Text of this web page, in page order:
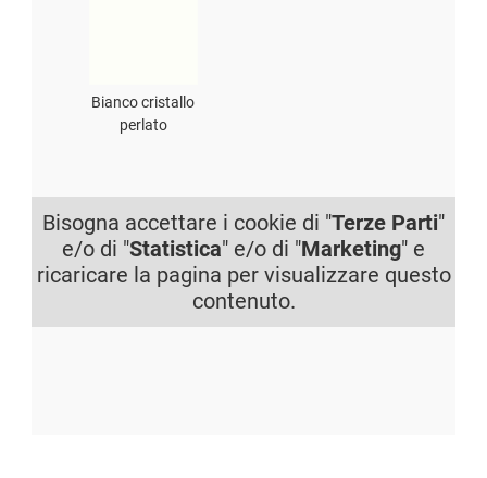
Bianco cristallo
perlato
Bisogna accettare i cookie di "Terze Parti"
e/o di "Statistica" e/o di "Marketing" e
ricaricare la pagina per visualizzare questo
contenuto.